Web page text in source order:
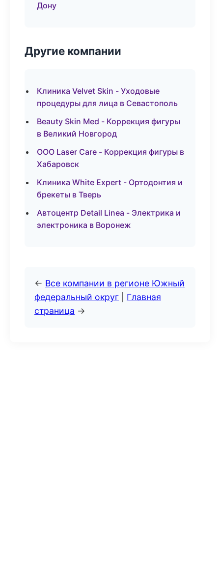
Дону
Другие компании
Клиника Velvet Skin - Уходовые
процедуры для лица в Севастополь
Beauty Skin Med - Коррекция фигуры
в Великий Новгород
ООО Laser Care - Коррекция фигуры в
Хабаровск
Клиника White Expert - Ортодонтия и
брекеты в Тверь
Автоцентр Detail Linea - Электрика и
электроника в Воронеж
← Все компании в регионе Южный
федеральный округ
Главная
страница →